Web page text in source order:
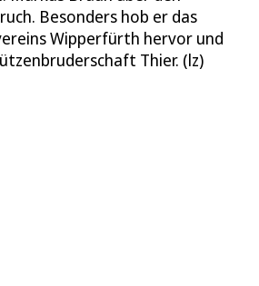
Besonders hob er das
Wipperfürth hervor und
Thier. (lz)